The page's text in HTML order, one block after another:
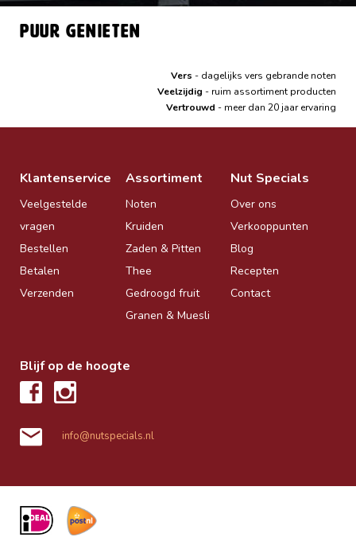
Puur genieten
Vers - dagelijks vers gebrande noten
Veelzijdig - ruim assortiment producten
Vertrouwd - meer dan 20 jaar ervaring
Klantenservice
Veelgestelde
vragen
Bestellen
Betalen
Verzenden
Assortiment
Noten
Kruiden
Zaden & Pitten
Thee
Gedroogd fruit
Granen & Muesli
Nut Specials
Over ons
Verkooppunten
Blog
Recepten
Contact
Blijf op de hoogte
info@nutspecials.nl